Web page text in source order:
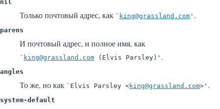
nil
Только почтовый адрес, как ` king@grassland.com ' .
parens
И почтовый адрес, и полное имя, как
` king@grassland.com (Elvis Parsley)' .
angles
То же, но как `Elvis Parsley <king@grassland.com>' .
system-default